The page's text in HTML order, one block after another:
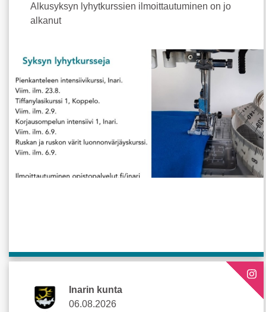
Alkusyksyn lyhytkurssien ilmoittautuminen on jo
alkanut
Inarin kunta
06.08.2026